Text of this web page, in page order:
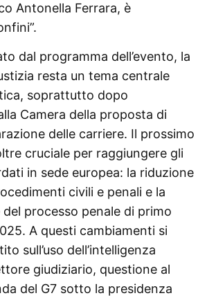
Antonella Ferrara, è
dal programma dell’evento, la
resta un tema centrale
soprattutto dopo
Camera della proposta di
delle carriere. Il prossimo
cruciale per raggiungere gli
in sede europea: la riduzione
civili e penali e la
processo penale di primo
A questi cambiamenti si
sull’uso dell’intelligenza
giudiziario, questione al
del G7 sotto la presidenza